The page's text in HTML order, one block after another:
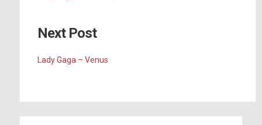
Next Post
Lady Gaga – Venus